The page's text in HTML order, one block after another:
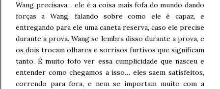
Wang precisava… ele é a coisa mais fofa do mundo dando
forças a Wang, falando sobre como ele é capaz, e
entregando para ele uma caneta reserva, caso ele precise
durante a prova. Wang se lembra disso durante a prova, e
os dois trocam olhares e sorrisos furtivos que significam
tanto. É muito fofo ver essa cumplicidade que nasceu e
entender como chegamos a isso… eles saem satisfeitos,
correndo para fora, e nem se importam muito com a